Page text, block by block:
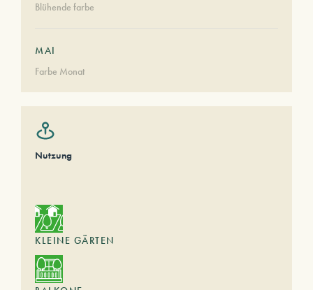
Blühende farbe
MAI
Farbe Monat
Nutzung
KLEINE GÄRTEN